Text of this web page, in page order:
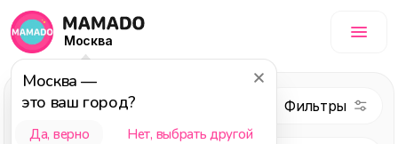
Москва
Москва —
это ваш город?
Да, верно Нет, выбрать другой
Услуги